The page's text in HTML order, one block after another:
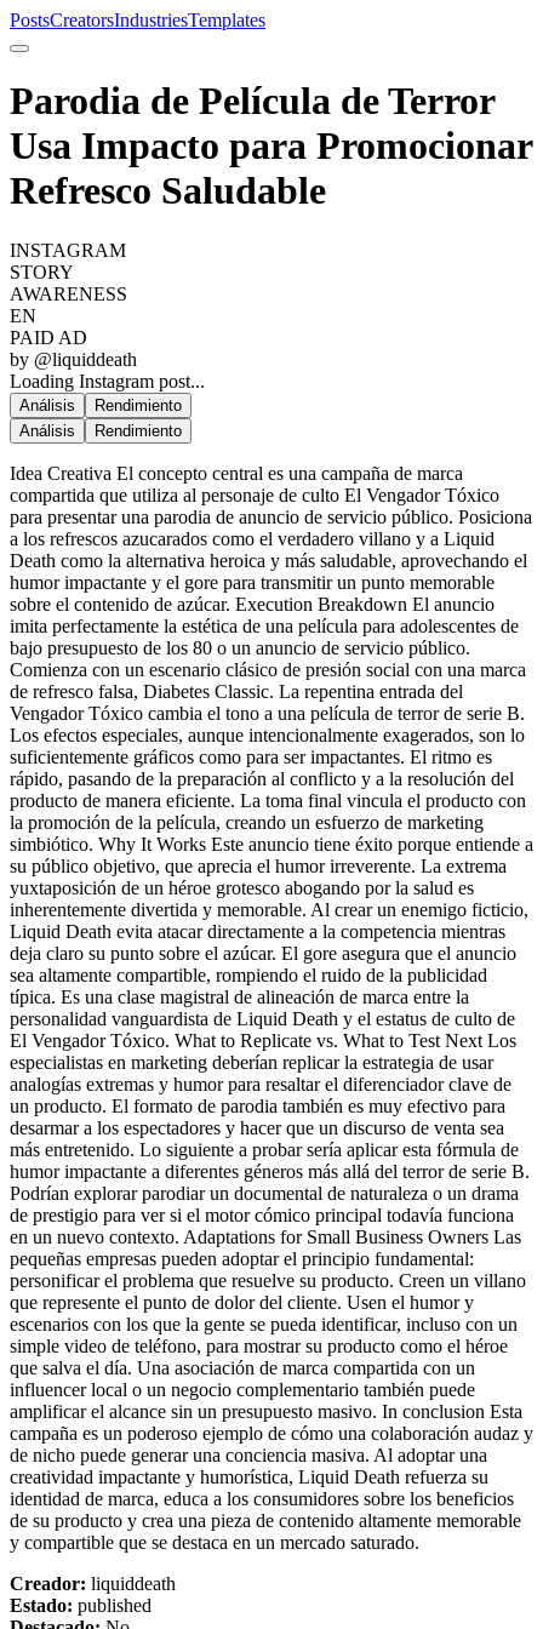
PostsCreatorsIndustriesTemplates
Parodia de Película de Terror
Usa Impacto para Promocionar
Refresco Saludable
INSTAGRAM
STORY
AWARENESS
EN
PAID AD
by @liquiddeath
Loading Instagram post...
Análisis
Rendimiento
Análisis
Rendimiento
Idea Creativa El concepto central es una campaña de marca
compartida que utiliza al personaje de culto El Vengador Tóxico
para presentar una parodia de anuncio de servicio público. Posiciona
a los refrescos azucarados como el verdadero villano y a Liquid
Death como la alternativa heroica y más saludable, aprovechando el
humor impactante y el gore para transmitir un punto memorable
sobre el contenido de azúcar. Execution Breakdown El anuncio
imita perfectamente la estética de una película para adolescentes de
bajo presupuesto de los 80 o un anuncio de servicio público.
Comienza con un escenario clásico de presión social con una marca
de refresco falsa, Diabetes Classic. La repentina entrada del
Vengador Tóxico cambia el tono a una película de terror de serie B.
Los efectos especiales, aunque intencionalmente exagerados, son lo
suficientemente gráficos como para ser impactantes. El ritmo es
rápido, pasando de la preparación al conflicto y a la resolución del
producto de manera eficiente. La toma final vincula el producto con
la promoción de la película, creando un esfuerzo de marketing
simbiótico. Why It Works Este anuncio tiene éxito porque entiende a
su público objetivo, que aprecia el humor irreverente. La extrema
yuxtaposición de un héroe grotesco abogando por la salud es
inherentemente divertida y memorable. Al crear un enemigo ficticio,
Liquid Death evita atacar directamente a la competencia mientras
deja claro su punto sobre el azúcar. El gore asegura que el anuncio
sea altamente compartible, rompiendo el ruido de la publicidad
típica. Es una clase magistral de alineación de marca entre la
personalidad vanguardista de Liquid Death y el estatus de culto de
El Vengador Tóxico. What to Replicate vs. What to Test Next Los
especialistas en marketing deberían replicar la estrategia de usar
analogías extremas y humor para resaltar el diferenciador clave de
un producto. El formato de parodia también es muy efectivo para
desarmar a los espectadores y hacer que un discurso de venta sea
más entretenido. Lo siguiente a probar sería aplicar esta fórmula de
humor impactante a diferentes géneros más allá del terror de serie B.
Podrían explorar parodiar un documental de naturaleza o un drama
de prestigio para ver si el motor cómico principal todavía funciona
en un nuevo contexto. Adaptations for Small Business Owners Las
pequeñas empresas pueden adoptar el principio fundamental:
personificar el problema que resuelve su producto. Creen un villano
que represente el punto de dolor del cliente. Usen el humor y
escenarios con los que la gente se pueda identificar, incluso con un
simple video de teléfono, para mostrar su producto como el héroe
que salva el día. Una asociación de marca compartida con un
influencer local o un negocio complementario también puede
amplificar el alcance sin un presupuesto masivo. In conclusion Esta
campaña es un poderoso ejemplo de cómo una colaboración audaz y
de nicho puede generar una conciencia masiva. Al adoptar una
creatividad impactante y humorística, Liquid Death refuerza su
identidad de marca, educa a los consumidores sobre los beneficios
de su producto y crea una pieza de contenido altamente memorable
y compartible que se destaca en un mercado saturado.
Creador: liquiddeath
Estado: published